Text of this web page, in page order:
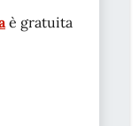
è gratuita